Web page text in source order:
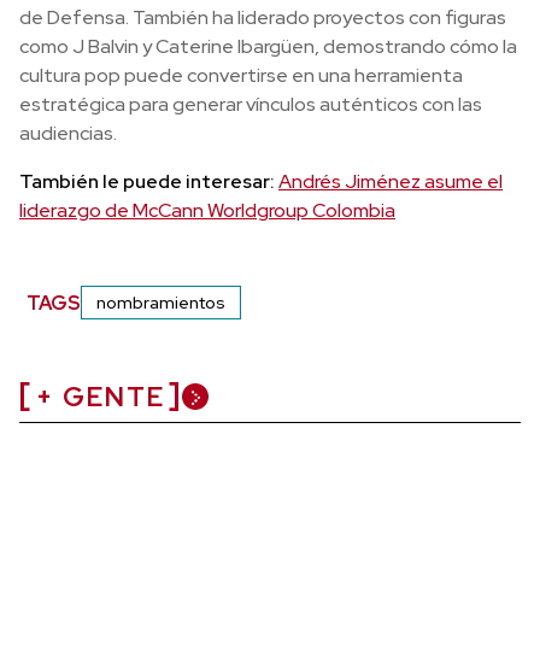
de Defensa. También ha liderado proyectos con figuras
como J Balvin y Caterine Ibargüen, demostrando cómo la
cultura pop puede convertirse en una herramienta
estratégica para generar vínculos auténticos con las
audiencias.
También le puede interesar:Andrés Jiménez asume el
liderazgo de McCann Worldgroup Colombia
TAGS nombramientos
+ GENTE